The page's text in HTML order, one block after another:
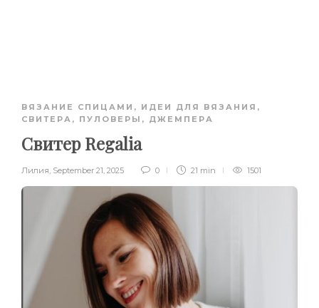
ВЯЗАНИЕ СПИЦАМИ , ИДЕИ ДЛЯ ВЯЗАНИЯ ,
СВИТЕРА, ПУЛОВЕРЫ, ДЖЕМПЕРА
Свитер Regalia
Лилия, September 21, 2025 0 21 min 1501